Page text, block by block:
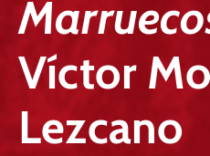
CONTACTO
Víctor
Lezcano